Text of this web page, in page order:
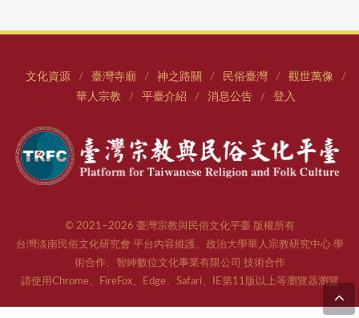
文化資源 / 臺灣寺廟 / 神之路關 / 民俗臺灣 / 觀世萬像 /
華人宗教 / 平臺介紹 / 消息公告 / 登入
© 2021–2026 臺灣宗教與民俗文化平臺 版權所有
台灣淡南民俗文化研究會 平台內容維護、政治大學華人宗教研究中心 學
術合作、智紳數位文化事業有限公司 技術合作
請使用Chrome、FireFox、Edge、Safari、IE第11版以上等瀏覽器瀏覽